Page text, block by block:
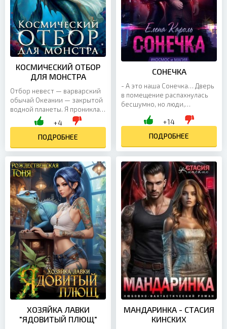
КОСМИЧЕСКИЙ ОТБОР
ДЛЯ МОНСТРА
Отбор невест — варварский
обычай Океании — закрытой
водной планеты. Я проникла
на него с миссией. И должна
вылететь на первом же
испытании. Нет...
+4
ПОДРОБНЕЕ
СОНЕЧКА
- А это наша Сонечка… Дверь
в помещение распахнулась
бесшумно, но люди,
камеры, больше похожей на
+14
ПОДРОБНЕЕ
ХОЗЯЙКА ЛАВКИ
"ЯДОВИТЫЙ ПЛЮЩ"
МАНДАРИНКА - СТАСИЯ
КИНСКИХ